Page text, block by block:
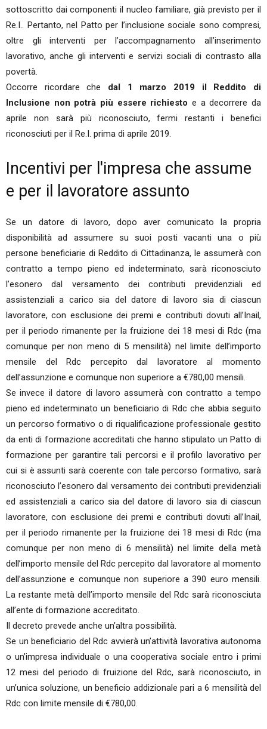
sottoscritto dai componenti il nucleo familiare, già previsto per il
Re.I.. Pertanto, nel Patto per l’inclusione sociale sono compresi,
oltre gli interventi per l’accompagnamento all’inserimento
lavorativo, anche gli interventi e servizi sociali di contrasto alla
povertà.
Occorre ricordare che dal 1 marzo 2019 il Reddito di
Inclusione non potrà più essere richiesto e a decorrere da
aprile non sarà più riconosciuto, fermi restanti i benefici
riconosciuti per il Re.I. prima di aprile 2019.
Incentivi per l'impresa che assume
e per il lavoratore assunto
Se un datore di lavoro, dopo aver comunicato la propria
disponibilità ad assumere su suoi posti vacanti una o più
persone beneficiarie di Reddito di Cittadinanza, le assumerà con
contratto a tempo pieno ed indeterminato, sarà riconosciuto
l’esonero dal versamento dei contributi previdenziali ed
assistenziali a carico sia del datore di lavoro sia di ciascun
lavoratore, con esclusione dei premi e contributi dovuti all’Inail,
per il periodo rimanente per la fruizione dei 18 mesi di Rdc (ma
comunque per non meno di 5 mensilità) nel limite dell’importo
mensile del Rdc percepito dal lavoratore al momento
dell’assunzione e comunque non superiore a €780,00 mensili.
Se invece il datore di lavoro assumerà con contratto a tempo
pieno ed indeterminato un beneficiario di Rdc che abbia seguito
un percorso formativo o di riqualificazione professionale gestito
da enti di formazione accreditati che hanno stipulato un Patto di
formazione per garantire tali percorsi e il profilo lavorativo per
cui si è assunti sarà coerente con tale percorso formativo, sarà
riconosciuto l’esonero dal versamento dei contributi previdenziali
ed assistenziali a carico sia del datore di lavoro sia di ciascun
lavoratore, con esclusione dei premi e contributi dovuti all’Inail,
per il periodo rimanente per la fruizione dei 18 mesi di Rdc (ma
comunque per non meno di 6 mensilità) nel limite della metà
dell’importo mensile del Rdc percepito dal lavoratore al momento
dell’assunzione e comunque non superiore a 390 euro mensili.
La restante metà dell’importo mensile del Rdc sarà riconosciuta
all’ente di formazione accreditato.
Il decreto prevede anche un’altra possibilità.
Se un beneficiario del Rdc avvierà un’attività lavorativa autonoma
o un’impresa individuale o una cooperativa sociale entro i primi
12 mesi del periodo di fruizione del Rdc, sarà riconosciuto, in
un’unica soluzione, un beneficio addizionale pari a 6 mensilità del
Rdc con limite mensile di €780,00.